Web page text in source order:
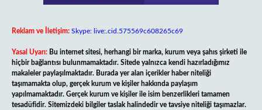
Reklam ve İletişim: Skype: live:.cid.575569c608265c69
Yasal Uyarı: Bu internet sitesi, herhangi bir marka, kurum veya şahıs şirketi ile
hiçbir bağlantısı bulunmamaktadır. Sitede yalnızca kendi hazırladığımız
makaleler paylaşılmaktadır. Burada yer alan içerikler haber niteliği
taşımamakta olup, gerçek kurum ve kişiler hakkında paylaşım
yapılmamaktadır. Gerçek kurum ve kişiler ile isim benzerlikleri tamamen
tesadüfidir. Sitemizdeki bilgiler taslak halindedir ve tavsiye niteliği taşımazlar.